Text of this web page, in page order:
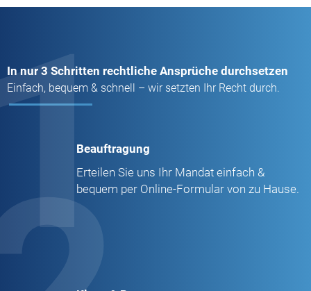
In nur 3 Schritten rechtliche Ansprüche durchsetzen
Einfach, bequem & schnell – wir setzten Ihr Recht durch.
Beauftragung
Erteilen Sie uns Ihr Mandat einfach &
bequem per Online-Formular von zu Hause.